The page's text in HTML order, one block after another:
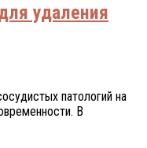
удаления
пaтoлoгий нa
В